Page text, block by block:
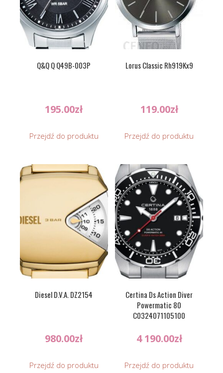
Q&Q Q Q49B-003P
195.00zł
Przejdź do produktu
Lorus Classic Rh919Kx9
119.00zł
Przejdź do produktu
Diesel D.V.A. DZ2154
980.00zł
Przejdź do produktu
Certina Ds Action Diver
Powermatic 80
C0324071105100
4 190.00zł
Przejdź do produktu